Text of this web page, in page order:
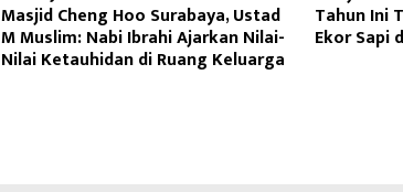
Masjid Cheng Hoo Surabaya, Ustad
M Muslim: Nabi Ibrahi Ajarkan Nilai-
Nilai Ketauhidan di Ruang Keluarga
Tahun Ini
Ekor Sapi